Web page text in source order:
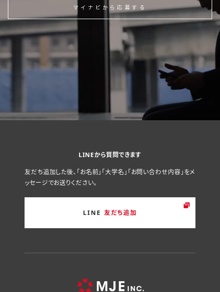
マイナビから応募する
LINEから質問できます
友だち追加した後、「お名前」「大学名」「お問い合わせ内容」をメ
ッセージでお送りください。
LINE 友だち追加